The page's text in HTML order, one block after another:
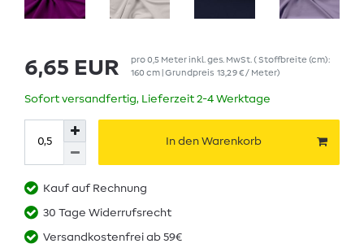
6,65 EUR pro0,5 Meterinkl. ges. MwSt. ( Stoffbreite (cm):
160 cm | Grundpreis 13,29 € / Meter)
Sofort versandfertig, Lieferzeit 2-4 Werktage
In den Warenkorb
Kauf auf Rechnung
30 Tage Widerrufsrecht
Versandkostenfrei ab 59€